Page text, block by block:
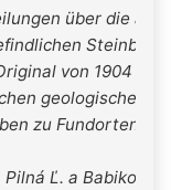
über die auf
von 1904
geologischen
zu Fundorten
Ľ. a Babiková